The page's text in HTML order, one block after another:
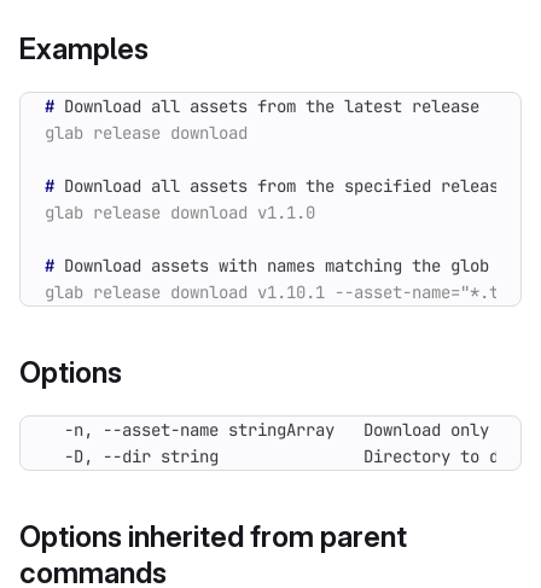
Examples
#
#
#
Options
-D, --dir string               Directory to
Options inherited from parent
commands